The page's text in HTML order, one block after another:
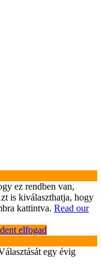
ez rendben van,
is kiválaszthatja, hogy
kattintva. Read our
elfogad
egy évig